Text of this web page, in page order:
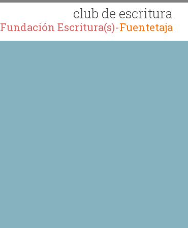
club de escritura
Fundación Escritura(s)-Fuentetaja